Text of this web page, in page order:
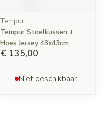
Tempur
Tempur Stoelkussen +
Hoes Jersey 43x43cm
€ 135,00
Niet beschikbaar